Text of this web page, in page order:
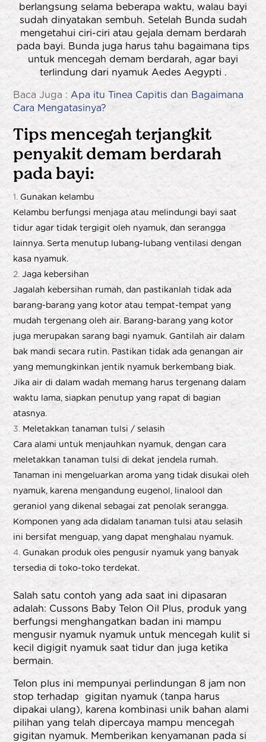
berlangsung selama beberapa waktu, walau bayi
sudah dinyatakan sembuh. Setelah Bunda sudah
mengetahui ciri-ciri atau gejala demam berdarah
pada bayi. Bunda juga harus tahu bagaimana tips
untuk mencegah demam berdarah, agar bayi
terlindung dari nyamuk Aedes Aegypti .
Baca Juga : Apa itu Tinea Capitis dan Bagaimana
Cara Mengatasinya?
Tips mencegah terjangkit
penyakit demam berdarah
pada bayi:
Gunakan kelambu
Kelambu berfungsi menjaga atau melindungi bayi saat
tidur agar tidak tergigit oleh nyamuk, dan serangga
lainnya. Serta menutup lubang-lubang ventilasi dengan
kasa nyamuk.
Jaga kebersihan
Jagalah kebersihan rumah, dan pastikanlah tidak ada
barang-barang yang kotor atau tempat-tempat yang
mudah tergenang oleh air. Barang-barang yang kotor
juga merupakan sarang bagi nyamuk. Gantilah air dalam
bak mandi secara rutin. Pastikan tidak ada genangan air
yang memungkinkan jentik nyamuk berkembang biak.
Jika air di dalam wadah memang harus tergenang dalam
waktu lama, siapkan penutup yang rapat di bagian
atasnya.
Meletakkan tanaman tulsi / selasih
Cara alami untuk menjauhkan nyamuk, dengan cara
meletakkan tanaman tulsi di dekat jendela rumah.
Tanaman ini mengeluarkan aroma yang tidak disukai oleh
nyamuk, karena mengandung eugenol, linalool dan
geraniol yang dikenal sebagai zat penolak serangga.
Komponen yang ada didalam tanaman tulsi atau selasih
ini bersifat menguap, yang dapat menghalau nyamuk.
Gunakan produk oles pengusir nyamuk yang banyak
tersedia di toko-toko terdekat.
Salah satu contoh yang ada saat ini dipasaran
adalah: Cussons Baby Telon Oil Plus, produk yang
berfungsi menghangatkan badan ini mampu
mengusir nyamuk nyamuk untuk mencegah kulit si
kecil digigit nyamuk saat tidur dan juga ketika
bermain.
Telon plus ini mempunyai perlindungan 8 jam non
stop terhadap gigitan nyamuk (tanpa harus
dipakai ulang), karena kombinasi unik bahan alami
pilihan yang telah dipercaya mampu mencegah
gigitan nyamuk. Memberikan kenyamanan pada si